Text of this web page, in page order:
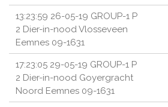
13:23:59 26-05-19 GROUP-1 P
2 Dier-in-nood Vlosseveen
Eemnes 09-1631
17:23:05 29-05-19 GROUP-1 P
2 Dier-in-nood Goyergracht
Noord Eemnes 09-1631